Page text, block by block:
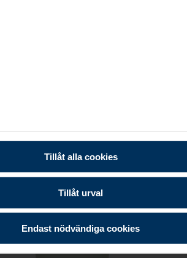
Tillåt alla cookies
Tillåt urval
Endast nödvändiga cookies